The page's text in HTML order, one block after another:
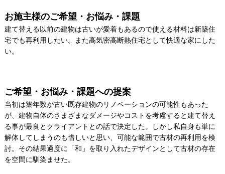
お施主様のご希望・お悩み・課題
建て替える以前の建物は古いが愛着もあるので使える材料は新築住
宅でも再利用したい。また高気密高断熱住宅として快適な家にした
い。
ご希望・お悩み・課題への提案
当初は築年数が古い既存建物のリノベーションの可能性もあった
が、建物自体のさまざまなダメージやコストを考慮すると建て替え
る事が最良とクライアントとの話で決定した。しかし私自身も単に
解体してしまうのも惜しいと思い、可能な範囲で古材の再利用を検
討。その結果適度に「和」を取り入れたデザインとして古材の存在
を空間に馴染ませた。